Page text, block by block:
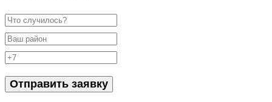
Отправить заявку